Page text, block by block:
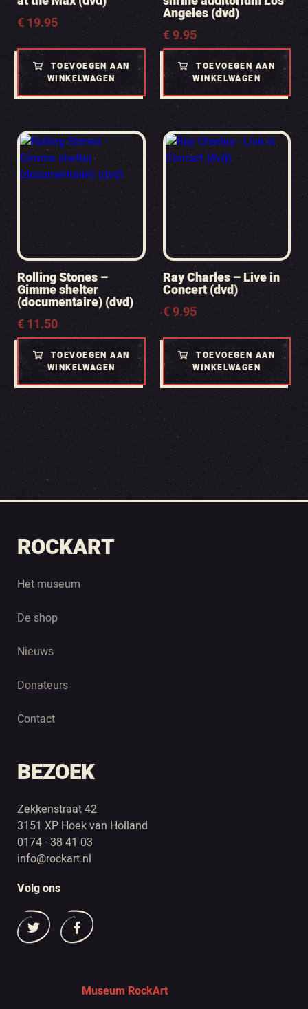
€19.95
TOEVOEGEN AAN
WINKELWAGEN
Angeles (dvd)
€9.95
TOEVOEGEN AAN
WINKELWAGEN
Rolling Stones –
Gimme shelter
(documentaire) (dvd)
€11.50
TOEVOEGEN AAN
WINKELWAGEN
Ray Charles – Live in
Concert (dvd)
€9.95
TOEVOEGEN AAN
WINKELWAGEN
ROCKART
Het museum
De shop
Nieuws
Donateurs
Contact
BEZOEK
Zekkenstraat 42
3151 XP Hoek van Holland
0174 - 38 41 03
info@rockart.nl
Volg ons
Museum RockArt